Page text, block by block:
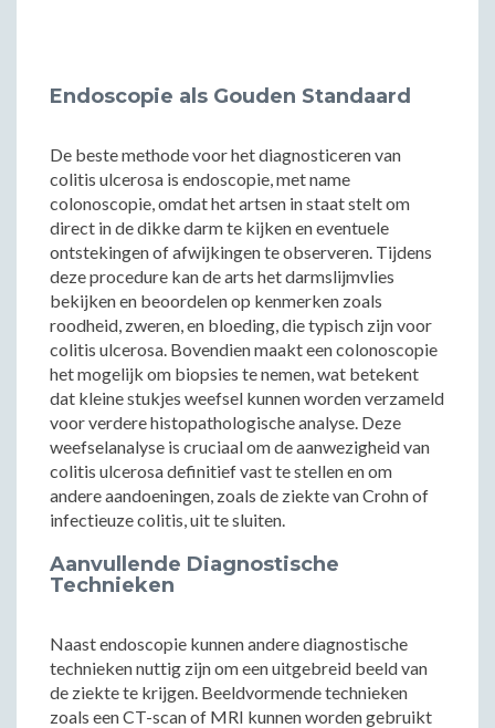
Endoscopie als Gouden Standaard
De beste methode voor het diagnosticeren van
colitis ulcerosa is endoscopie, met name
colonoscopie, omdat het artsen in staat stelt om
direct in de dikke darm te kijken en eventuele
ontstekingen of afwijkingen te observeren. Tijdens
deze procedure kan de arts het darmslijmvlies
bekijken en beoordelen op kenmerken zoals
roodheid, zweren, en bloeding, die typisch zijn voor
colitis ulcerosa. Bovendien maakt een colonoscopie
het mogelijk om biopsies te nemen, wat betekent
dat kleine stukjes weefsel kunnen worden verzameld
voor verdere histopathologische analyse. Deze
weefselanalyse is cruciaal om de aanwezigheid van
colitis ulcerosa definitief vast te stellen en om
andere aandoeningen, zoals de ziekte van Crohn of
infectieuze colitis, uit te sluiten.
Aanvullende Diagnostische
Technieken
Naast endoscopie kunnen andere diagnostische
technieken nuttig zijn om een uitgebreid beeld van
de ziekte te krijgen. Beeldvormende technieken
zoals een CT-scan of MRI kunnen worden gebruikt